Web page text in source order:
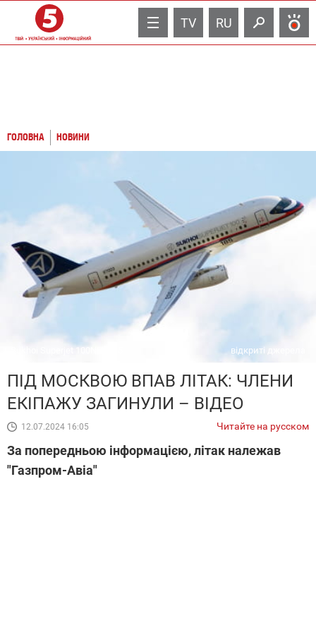
TV RU
ГОЛОВНА НОВИНИ
Sukhoi Superjet 100NEW-95 відкриті джерела
ПІД МОСКВОЮ ВПАВ ЛІТАК: ЧЛЕНИ
ЕКІПАЖУ ЗАГИНУЛИ – ВІДЕО
12.07.2024 16:05 Читайте на русском
За попередньою інформацією, літак належав
"Газпром-Авіа"